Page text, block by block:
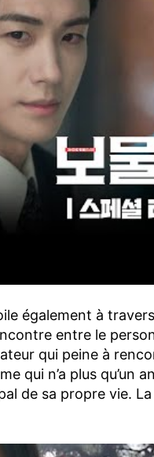
également à
entre le
qui peine à
qui n’a plus qu’un
de sa propre vie.